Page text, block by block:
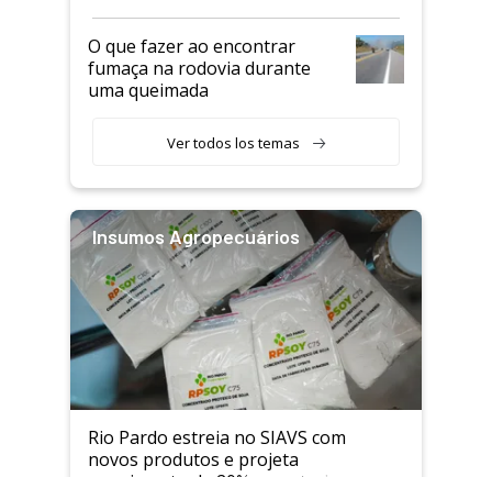
O que fazer ao encontrar
fumaça na rodovia durante
uma queimada
Ver todos los temas
Insumos Agropecuários
Rio Pardo estreia no SIAVS com
novos produtos e projeta